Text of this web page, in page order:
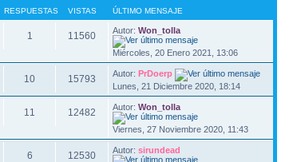
RESPUESTAS VISTAS ÚLTIMO MENSAJE
1 11560 Autor:Won_tolla
Miércoles, 20 Enero 2021, 13:06
10 15793 Autor:PrDoerp
Lunes, 21 Diciembre 2020, 18:14
11 12482 Autor:Won_tolla
Viernes, 27 Noviembre 2020, 11:43
6 12530 Autor:sirundead